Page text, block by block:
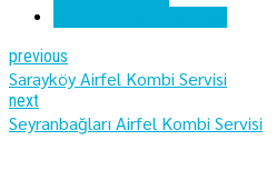
previous
Sarayköy Airfel Kombi Servisi
next
Seyranbağları Airfel Kombi Servisi